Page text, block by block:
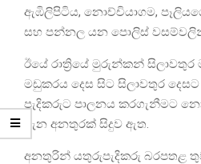
ඇඹිලිපිටිය, නොච්චියාගම,
සහ පන්නල යන පොලිස්
ඊයේ රාත්‍රියේ මුරුන්කන් සිලාවතුර
මඩුකරය දෙස සිට සිලාවතුර
පැදිකරුට පාලනය කරගැනීමට
පැන අනතුරක් සිදුව ඇත.
අනතුරින් යතුරුපැදිකරු බරපතළ